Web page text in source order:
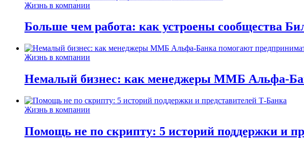
Жизнь в компании
Больше чем работа: как устроены сообщества
Жизнь в компании
Немалый бизнес: как менеджеры ММБ Альфа-
Жизнь в компании
Помощь не по скрипту: 5 историй поддержки и